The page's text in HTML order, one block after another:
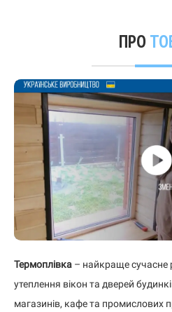
ПРО
Термоплівка – найкраще сучасне
утеплення вікон та дверей
магазинів, кафе та промислових